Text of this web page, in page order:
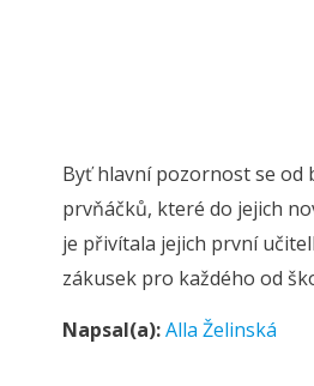
Byť hlavní pozornost se od
prvňáčků, které do jejich
je přivítala jejich první
zákusek pro každého od
Napsal(a):Alla Želinská